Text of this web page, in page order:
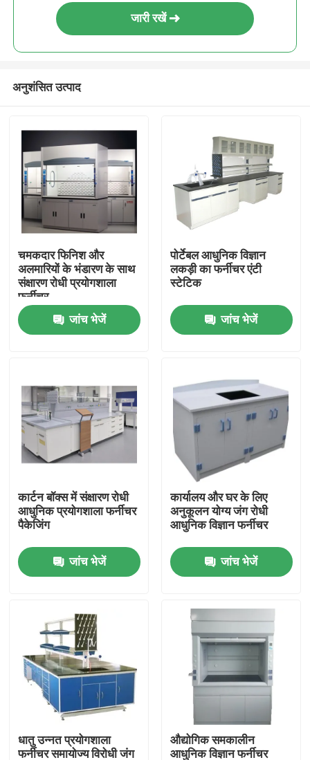
उत्पादों
हमारे बारे में
कारखाना भ्रमण
गुणवत्ता नियंत्रण
संपर्क करें
मामलों
आधुनिक प्रयोगशाला फर्नीचर
स्कूल प्रयोगशाला फर्नीचर
प्रयोगशाला द्वीप बेंच
जारी रखें
अनुशंसित उत्पाद
चमकदार फिनिश और
अलमारियों के भंडारण के साथ
संक्षारण रोधी प्रयोगशाला
फर्नीचर
जांच भेजें
पोर्टेबल आधुनिक विज्ञान
लकड़ी का फर्नीचर एंटी
स्टेटिक
जांच भेजें
कार्टन बॉक्स में संक्षारण रोधी
आधुनिक प्रयोगशाला फर्नीचर
पैकेजिंग
जांच भेजें
कार्यालय और घर के लिए
अनुकूलन योग्य जंग रोधी
आधुनिक विज्ञान फर्नीचर
जांच भेजें
धातु उन्नत प्रयोगशाला
फर्नीचर समायोज्य विरोधी जंग
औद्योगिक समकालीन
आधुनिक विज्ञान फर्नीचर